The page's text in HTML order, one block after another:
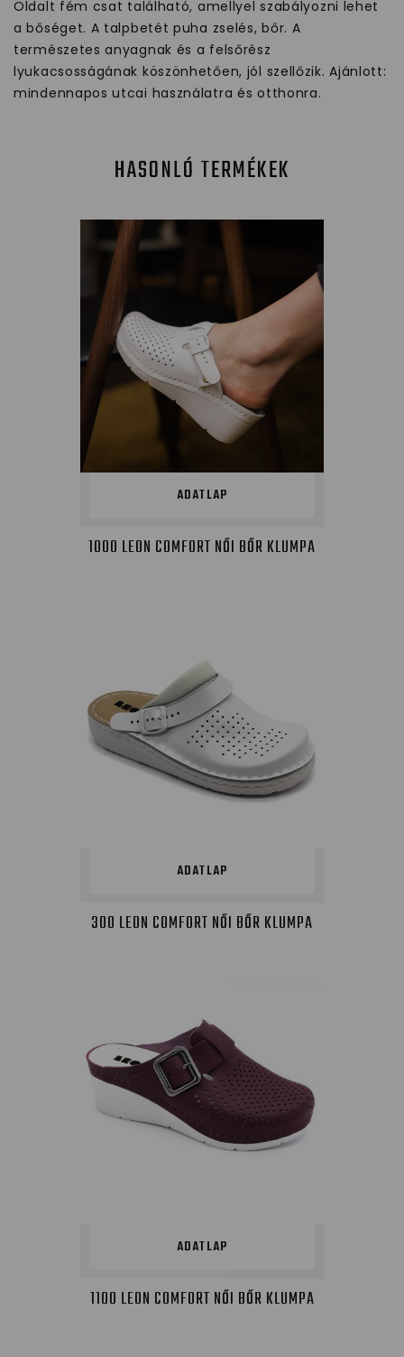
Oldalt fém csat található, amellyel szabályozni lehet
a bőséget. A talpbetét puha zselés, bőr. A
természetes anyagnak és a felsőrész
lyukacsosságának köszönhetően, jól szellőzik. Ajánlott:
mindennapos utcai használatra és otthonra.
HASONLÓ TERMÉKEK
ADATLAP
1000 LEON COMFORT NŐI BŐR KLUMPA
ADATLAP
300 LEON COMFORT NŐI BŐR KLUMPA
ADATLAP
1100 LEON COMFORT NŐI BŐR KLUMPA